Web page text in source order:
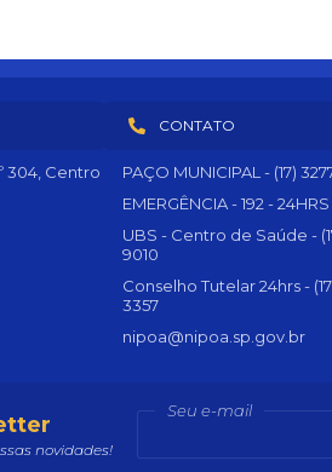
304, Centro
CONTATO
PAÇO MUNICIPAL - (17)
EMERGÊNCIA - 192 - 24HRS
UBS - Centro de Saúde -
9010
Conselho Tutelar 24hrs -
3357
nipoa@nipoa.sp.gov.br
novidades!
Seu e-mail